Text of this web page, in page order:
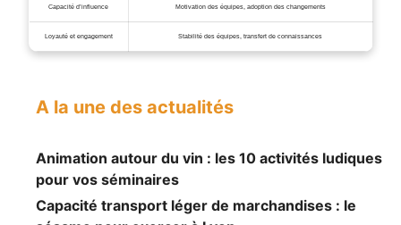
Capacité d’influence Motivation des équipes, adoption des changements
Loyauté et engagement Stabilité des équipes, transfert de connaissances
A la une des actualités
Animation autour du vin : les 10 activités ludiques
pour vos séminaires
Capacité transport léger de marchandises : le